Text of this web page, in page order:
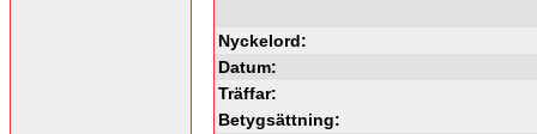
Nyckelord:
Datum:
Träffar:
Betygsättning: